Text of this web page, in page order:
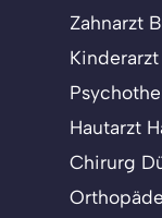
Zahnarzt
Hautarzt
Chirurg